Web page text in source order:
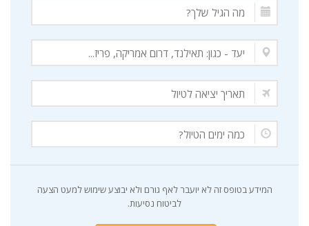
המידע בטופס זה לא יועבר לאף גורם ולא יבוצע שימוש למעט הצעה
לביטוח נסיעות.